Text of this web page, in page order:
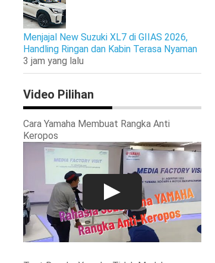
Menjajal New Suzuki XL7 di GIIAS 2026,
Handling Ringan dan Kabin Terasa Nyaman
3 jam yang lalu
Video Pilihan
Cara Yamaha Membuat Rangka Anti
Keropos